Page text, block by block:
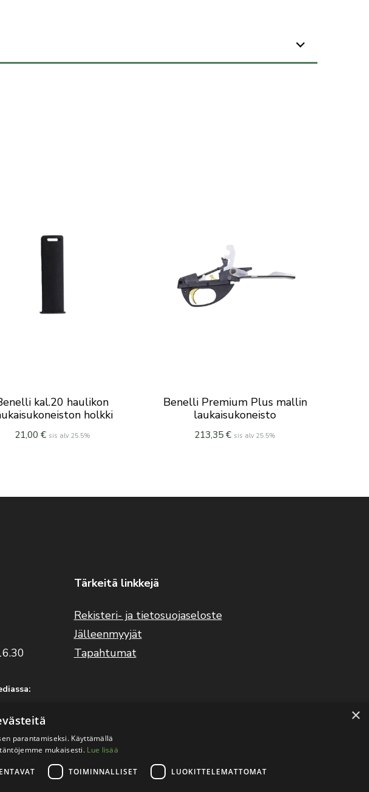
kal.20 haulikon
holkki
21,00 € sis alv 25.5%
Benelli Premium Plus mallin
laukaisukoneisto
213,35€ sis alv 25.5%
Tärkeitä linkkejä
Rekisteri- ja tietosuojaseloste
Jälleenmyyjät
Tapahtumat
×
parantamiseksi. Käyttämällä
mukaisesti. Lue lisää
TOIMINNALLISET LUOKITTELEMATTOMAT